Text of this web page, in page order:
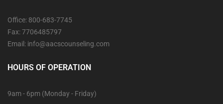
Office: 800-683-7745
Fax: 7706485797
Email: info@aacscounseling.com
HOURS OF OPERATION
9am - 6pm (Monday - Friday)